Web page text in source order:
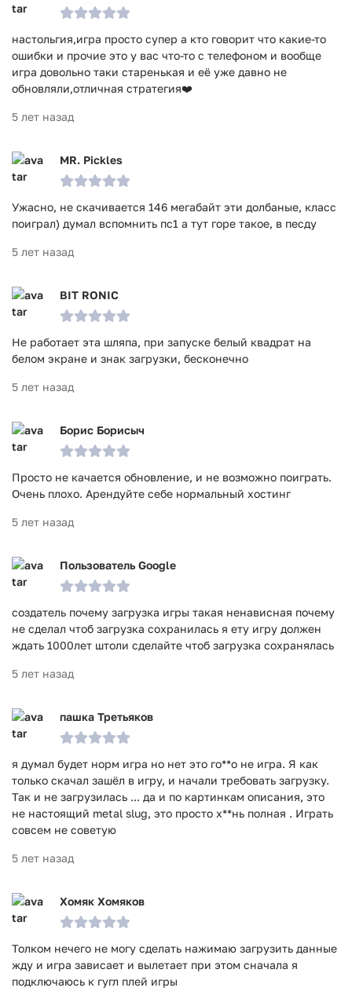
настольгия,игра просто супер а кто говорит что какие-то
ошибки и прочие это у вас что-то с телефоном и вообще
игра довольно таки старенькая и её уже давно не
обновляли,отличная стратегия❤️
5 лет назад
MR. Pickles
Ужасно, не скачивается 146 мегабайт эти долбаные, класс
поиграл) думал вспомнить пс1 а тут горе такое, в песду
5 лет назад
BIT RONIC
Не работает эта шляпа, при запуске белый квадрат на
белом экране и знак загрузки, бесконечно
5 лет назад
Борис Борисыч
Просто не качается обновление, и не возможно поиграть.
Очень плохо. Арендуйте себе нормальный хостинг
5 лет назад
Пользователь Google
создатель почему загрузка игры такая ненависная почему
не сделал чтоб загрузка сохранилась я ету игру должен
ждать 1000лет штоли сделайте чтоб загрузка сохранялась
5 лет назад
пашка Третьяков
я думал будет норм игра но нет это го**о не игра. Я как
только скачал зашёл в игру, и начали требовать загрузку.
Так и не загрузилась ... да и по картинкам описания, это
не настоящий metal slug, это просто х**нь полная . Играть
совсем не советую
5 лет назад
Хомяк Хомяков
Толком нечего не могу сделать нажимаю загрузить данные
жду и игра зависает и вылетает при этом сначала я
подключаюсь к гугл плей игры